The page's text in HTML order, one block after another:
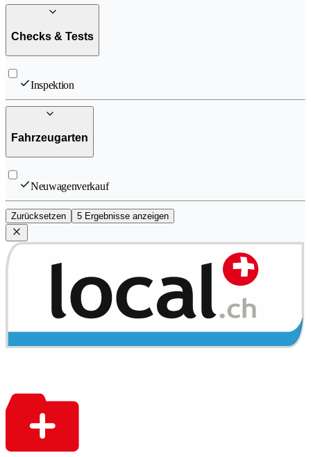
Checks & Tests
Inspektion
Fahrzeugarten
Neuwagenverkauf
Zurücksetzen 5 Ergebnisse anzeigen